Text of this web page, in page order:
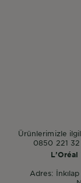
Ürünlerimizle
0850 221
Adres: